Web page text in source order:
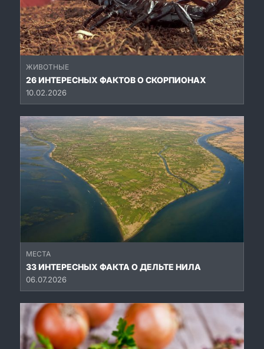
ЖИВОТНЫЕ
26 ИНТЕРЕСНЫХ ФАКТОВ О СКОРПИОНАХ
10.02.2026
МЕСТА
33 ИНТЕРЕСНЫХ ФАКТА О ДЕЛЬТЕ НИЛА
06.07.2026